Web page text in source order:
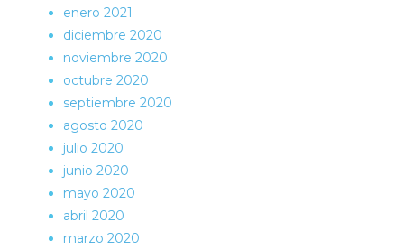
enero 2021
diciembre 2020
noviembre 2020
octubre 2020
septiembre 2020
agosto 2020
julio 2020
junio 2020
mayo 2020
abril 2020
marzo 2020